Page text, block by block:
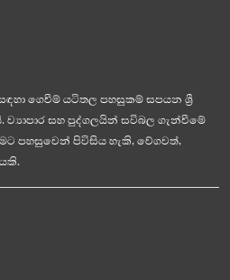
ගෙවීම් යටිතල පහසුකම් සපයන ශ්‍රී
ව්‍යාපාර සහ පුද්ගලයින් සවිබල ගැන්වීමේ
පහසුවෙන් පිවිසිය හැකි, වේගවත්,